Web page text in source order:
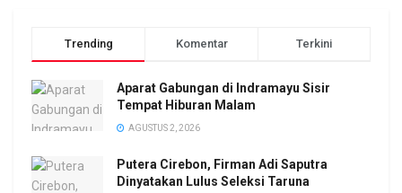
Trending Komentar Terkini
Aparat Gabungan di Indramayu Sisir
Tempat Hiburan Malam
AGUSTUS 2, 2026
Putera Cirebon, Firman Adi Saputra
Dinyatakan Lulus Seleksi Taruna